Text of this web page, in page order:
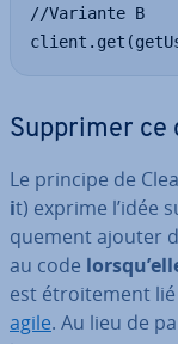
//Variante B
Supprimer ce
Le principe de
it) exprime l’idée
que­ment ajouter
au code
est étroi­te­ment
agile. Au lieu de